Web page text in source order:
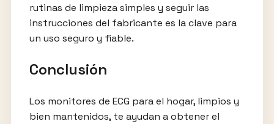
rutinas de limpieza simples y seguir las
instrucciones del fabricante es la clave para
un uso seguro y fiable.
Conclusión
Los monitores de ECG para el hogar, limpios y
bien mantenidos, te ayudan a obtener el